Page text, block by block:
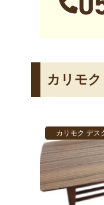
カリモ
カリモク デス